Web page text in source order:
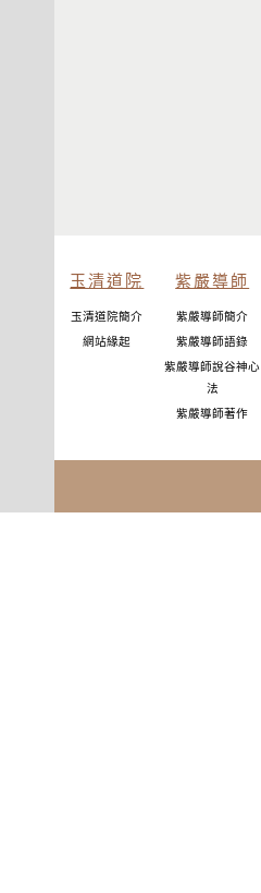
玉清道院
玉清道院簡介
網站緣起
紫嚴導師
紫嚴導師簡介
紫嚴導師語錄
紫嚴導師說谷神心
法
紫嚴導師著作